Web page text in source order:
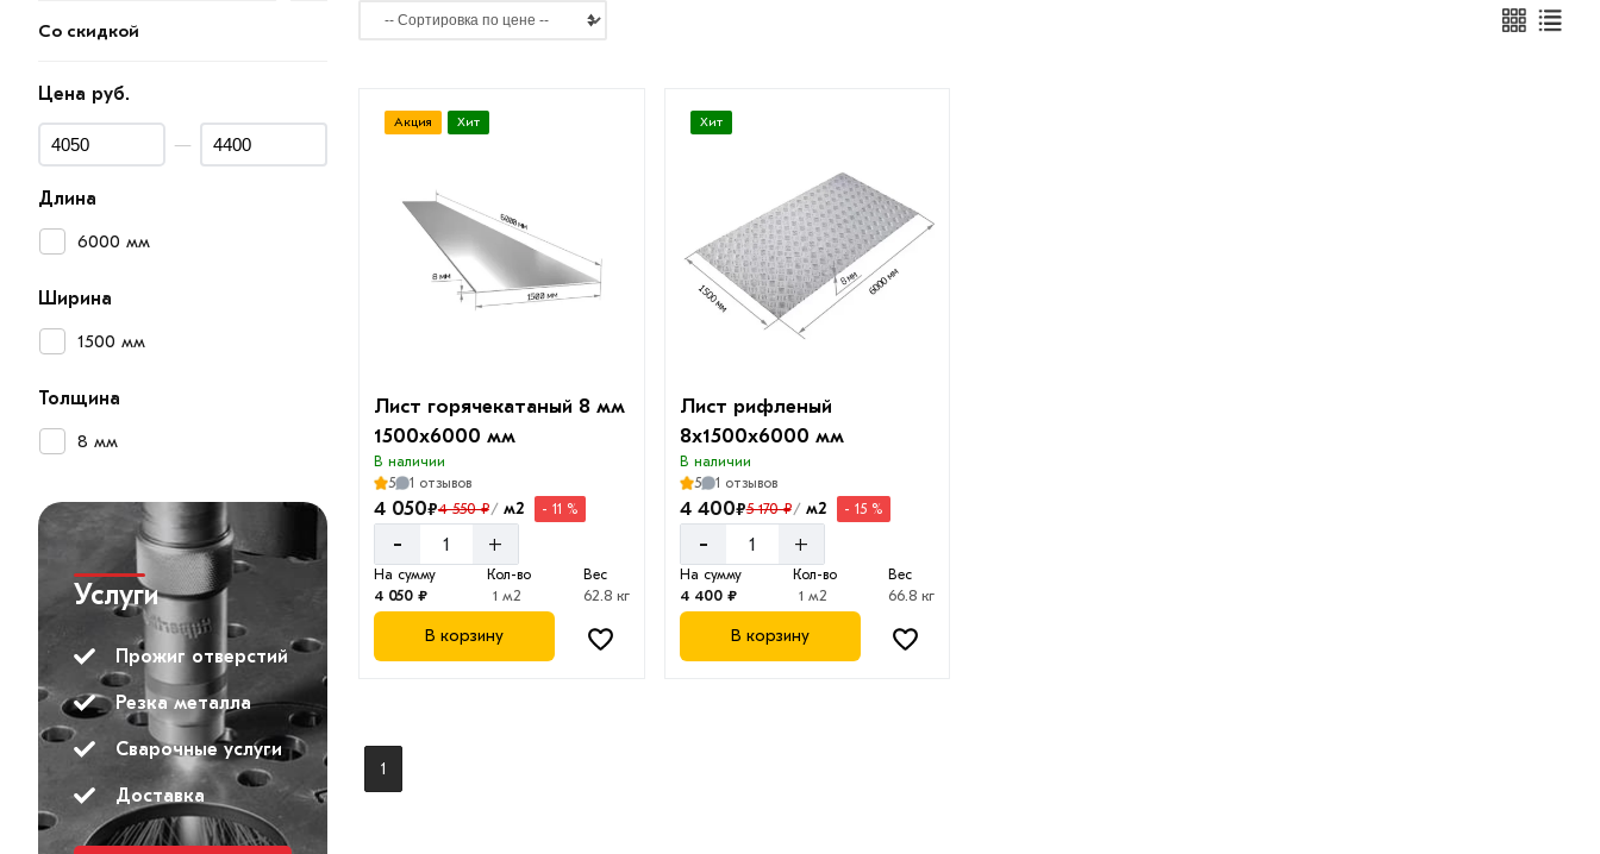
Со скидкой
Цена руб.
—
Длина
6000 мм
Ширина
1500 мм
Толщина
8 мм
Услуги
Прожиг отверстий
Резка металла
Сварочные услуги
Доставка
Акция Хит
Лист горячекатаный 8 мм
1500х6000 мм
В наличии
5
1 отзывов
4 050₽4 550 ₽/м2 - 11 %
- +
На сумму
4 050 ₽
Кол-во
1 м2
Вес
62.8 кг
В корзину
Хит
Лист рифленый
8х1500х6000 мм
В наличии
5
1 отзывов
4 400₽5 170 ₽/м2 - 15 %
- +
На сумму
4 400 ₽
Кол-во
1 м2
Вес
66.8 кг
В корзину
1